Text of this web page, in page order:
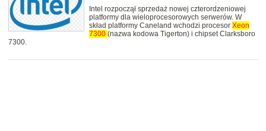
Intel rozpoczął sprzedaż nowej czterordzeniowej
platformy dla wieloprocesorowych serwerów. W
skład platformy Caneland wchodzi procesor Xeon
7300 (nazwa kodowa Tigerton) i chipset Clarksboro
7300.